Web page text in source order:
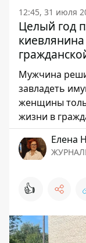
12:45, 31 июля
Целый год
Мужчина
завладеть
женщины
жизни в
Елена
👍